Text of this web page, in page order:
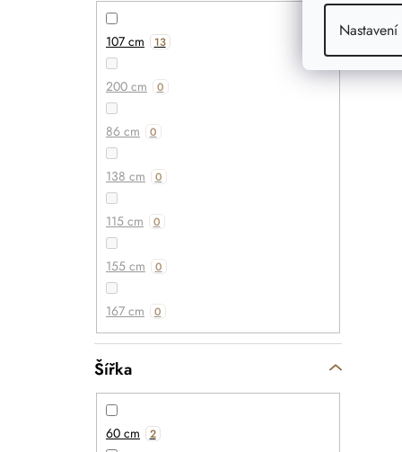
Nastavení
107 cm 13
200 cm 0
86 cm 0
138 cm 0
115 cm 0
155 cm 0
167 cm 0
Šířka
60 cm 2